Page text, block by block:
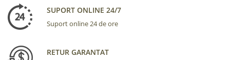
SUPORT ONLINE 24/7
Suport online 24 de ore
RETUR GARANTAT